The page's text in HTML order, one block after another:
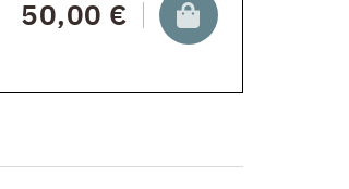
50,00 €